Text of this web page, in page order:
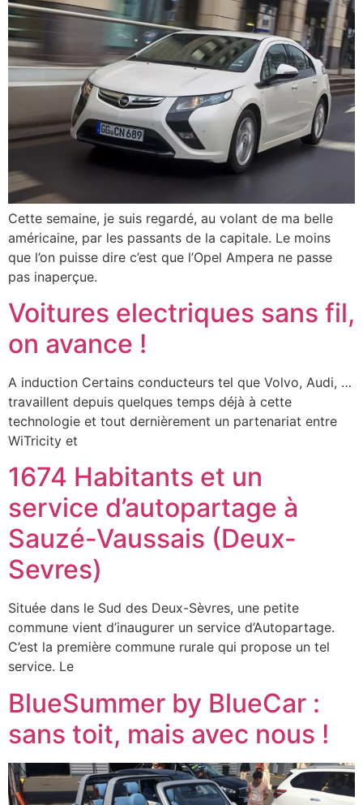
Cette semaine, je suis regardé, au volant de ma belle
américaine, par les passants de la capitale. Le moins
que l’on puisse dire c’est que l’Opel Ampera ne passe
pas inaperçue.
Voitures electriques sans fil,
on avance !
A induction Certains conducteurs tel que Volvo, Audi, …
travaillent depuis quelques temps déjà à cette
technologie et tout dernièrement un partenariat entre
WiTricity et
1674 Habitants et un
service d’autopartage à
Sauzé-Vaussais (Deux-
Sevres)
Située dans le Sud des Deux-Sèvres, une petite
commune vient d’inaugurer un service d’Autopartage.
C’est la première commune rurale qui propose un tel
service. Le
BlueSummer by BlueCar :
sans toit, mais avec nous !